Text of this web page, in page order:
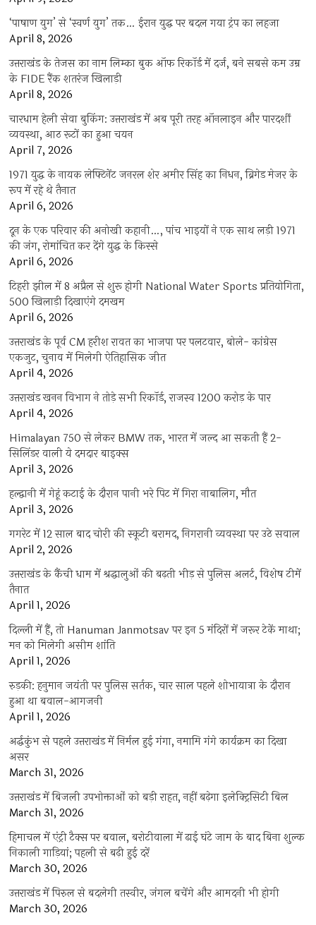
‘पाषाण युग’ से ‘स्वर्ण युग’ तक… ईरान युद्ध पर बदल गया ट्रंप का लहजा
April 8, 2026
उत्तराखंड के तेजस का नाम लिम्का बुक ऑफ रिकॉर्ड में दर्ज, बने सबसे कम उम्र
के FIDE रैंक शतरंज खिलाड़ी
April 8, 2026
चारधाम हेली सेवा बुकिंग: उत्तराखंड में अब पूरी तरह ऑनलाइन और पारदर्शी
व्यवस्था, आठ रूटों का हुआ चयन
April 7, 2026
1971 युद्ध के नायक लेफ्टिनेंट जनरल शेर अमीर सिंह का निधन, ब्रिगेड मेजर के
रूप में रहे थे तैनात
April 6, 2026
दून के एक परिवार की अनोखी कहानी…, पांच भाइयों ने एक साथ लड़ी 1971
की जंग, रोमांचित कर देंगे युद्ध के किस्से
April 6, 2026
टिहरी झील में 8 अप्रैल से शुरू होगी National Water Sports प्रतियोगिता,
500 खिलाड़ी दिखाएंगे दमखम
April 6, 2026
उत्तराखंड के पूर्व CM हरीश रावत का भाजपा पर पलटवार, बोले- कांग्रेस
एकजुट, चुनाव में मिलेगी ऐतिहासिक जीत
April 4, 2026
उत्तराखंड खनन विभाग ने तोड़े सभी रिकॉर्ड, राजस्व 1200 करोड़ के पार
April 4, 2026
Himalayan 750 से लेकर BMW तक, भारत में जल्द आ सकती हैं 2-
सिलिंडर वाली ये दमदार बाइक्स
April 3, 2026
हल्द्वानी में गेहूं कटाई के दौरान पानी भरे पिट में गिरा नाबालिग, मौत
April 3, 2026
गगरेट में 12 साल बाद चोरी की स्कूटी बरामद, निगरानी व्यवस्था पर उठे सवाल
April 2, 2026
उत्तराखंड के कैंची धाम में श्रद्धालुओं की बढ़ती भीड़ से पुलिस अलर्ट, विशेष टीमें
तैनात
April 1, 2026
दिल्ली में हैं, तो Hanuman Janmotsav पर इन 5 मंदिरों में जरूर टेकें माथा;
मन को मिलेगी असीम शांति
April 1, 2026
रुड़की: हनुमान जयंती पर पुलिस सर्तक, चार साल पहले शोभायात्रा के दौरान
हुआ था बवाल-आगजनी
April 1, 2026
अर्द्धकुंभ से पहले उत्तराखंड में निर्मल हुई गंगा, नमामि गंगे कार्यक्रम का दिखा
असर
March 31, 2026
उत्तराखंड में बिजली उपभोक्ताओं को बड़ी राहत, नहीं बढ़ेगा इलेक्ट्रिसिटी बिल
March 31, 2026
हिमाचल में एंट्री टैक्स पर बवाल, बरोटीवाला में ढाई घंटे जाम के बाद बिना शुल्क
निकाली गाड़ियां; पहली से बढ़ी हुई दरें
March 30, 2026
उत्तराखंड में पिरुल से बदलेगी तस्वीर, जंगल बचेंगे और आमदनी भी होगी
March 30, 2026